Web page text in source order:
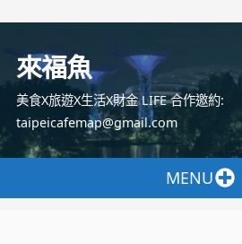
容
來福魚
美食X旅遊X生活X財金 LIFE 合作邀約:
taipeicafemap@gmail.com
MENU